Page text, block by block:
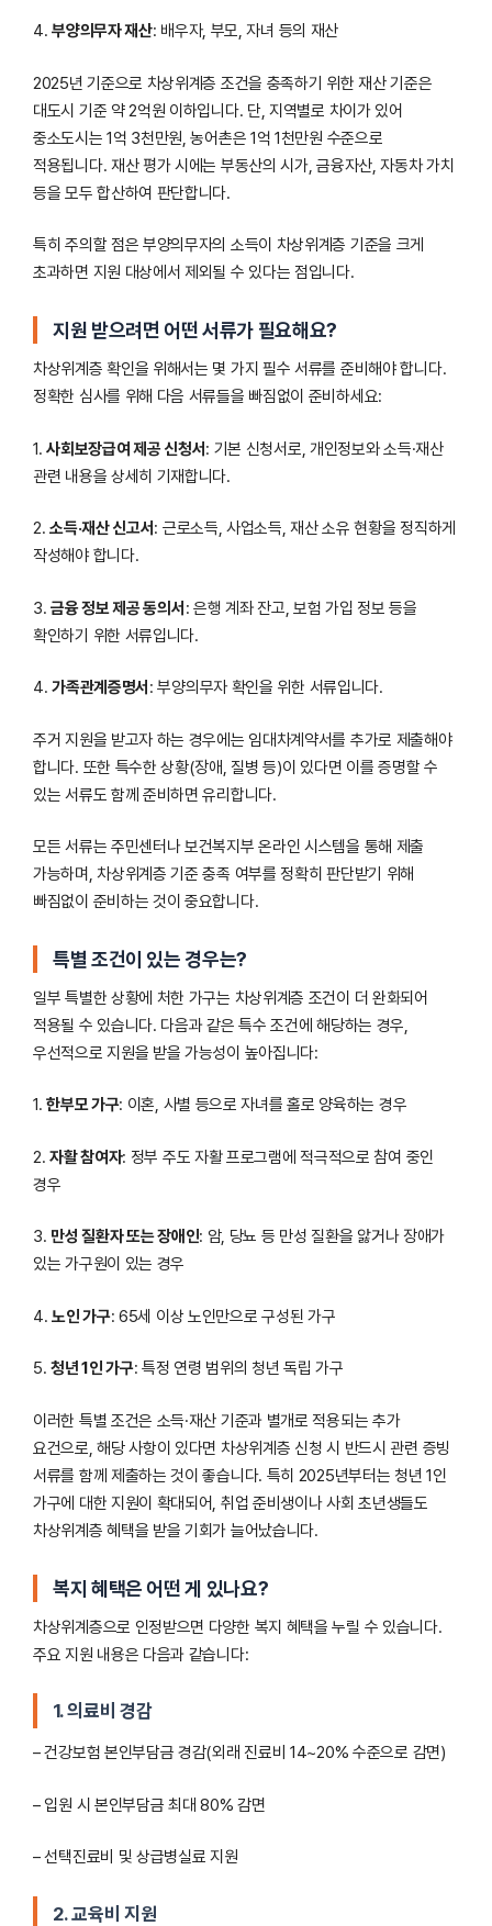
4.부양의무자 재산: 배우자, 부모, 자녀 등의 재산
2025년 기준으로 차상위계층 조건을 충족하기 위한 재산 기준은
대도시 기준 약 2억원 이하입니다. 단, 지역별로 차이가 있어
중소도시는 1억 3천만원, 농어촌은 1억 1천만원 수준으로
적용됩니다. 재산 평가 시에는 부동산의 시가, 금융자산, 자동차 가치
등을 모두 합산하여 판단합니다.
특히 주의할 점은 부양의무자의 소득이 차상위계층 기준을 크게
초과하면 지원 대상에서 제외될 수 있다는 점입니다.
지원 받으려면 어떤 서류가 필요해요?
차상위계층 확인을 위해서는 몇 가지 필수 서류를 준비해야 합니다.
정확한 심사를 위해 다음 서류들을 빠짐없이 준비하세요:
1.사회보장급여 제공 신청서: 기본 신청서로, 개인정보와 소득·재산
관련 내용을 상세히 기재합니다.
2.소득·재산 신고서: 근로소득, 사업소득, 재산 소유 현황을 정직하게
작성해야 합니다.
3.금융 정보 제공 동의서 : 은행 계좌 잔고, 보험 가입 정보 등을
확인하기 위한 서류입니다.
4.가족관계증명서 : 부양의무자 확인을 위한 서류입니다.
주거 지원을 받고자 하는 경우에는 임대차계약서를 추가로 제출해야
합니다. 또한 특수한 상황(장애, 질병 등)이 있다면 이를 증명할 수
있는 서류도 함께 준비하면 유리합니다.
모든 서류는 주민센터나 보건복지부 온라인 시스템을 통해 제출
가능하며, 차상위계층 기준 충족 여부를 정확히 판단받기 위해
빠짐없이 준비하는 것이 중요합니다.
특별 조건이 있는 경우는?
일부 특별한 상황에 처한 가구는 차상위계층 조건이 더 완화되어
적용될 수 있습니다. 다음과 같은 특수 조건에 해당하는 경우,
우선적으로 지원을 받을 가능성이 높아집니다:
1.한부모 가구: 이혼, 사별 등으로 자녀를 홀로 양육하는 경우
2.자활 참여자: 정부 주도 자활 프로그램에 적극적으로 참여 중인
경우
3. 만성 질환자 또는 장애인: 암, 당뇨 등 만성 질환을 앓거나 장애가
있는 가구원이 있는 경우
4.노인 가구: 65세 이상 노인만으로 구성된 가구
5.청년 1인 가구: 특정 연령 범위의 청년 독립 가구
이러한 특별 조건은 소득·재산 기준과 별개로 적용되는 추가
요건으로, 해당 사항이 있다면 차상위계층 신청 시 반드시 관련 증빙
서류를 함께 제출하는 것이 좋습니다. 특히 2025년부터는 청년 1인
가구에 대한 지원이 확대되어, 취업 준비생이나 사회 초년생들도
차상위계층 혜택을 받을 기회가 늘어났습니다.
복지 혜택은 어떤 게 있나요?
차상위계층으로 인정받으면 다양한 복지 혜택을 누릴 수 있습니다.
주요 지원 내용은 다음과 같습니다:
1.의료비 경감
– 건강보험 본인부담금 경감(외래 진료비 14~20% 수준으로 감면)
– 입원 시 본인부담금 최대 80% 감면
– 선택진료비 및 상급병실료 지원
2.교육비 지원